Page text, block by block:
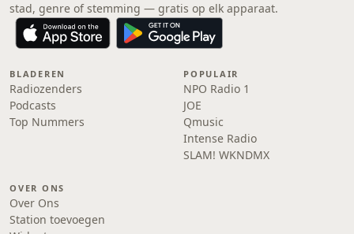
stad, genre of stemming — gratis op elk apparaat.
BLADEREN
Radiozenders
Podcasts
Top Nummers
POPULAIR
NPO Radio 1
JOE
Qmusic
Intense Radio
SLAM! WKNDMX
OVER ONS
Over Ons
Station toevoegen